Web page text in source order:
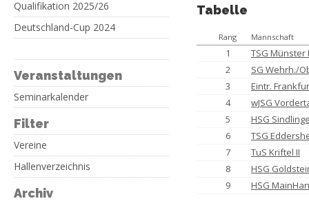
Qualifikation 2025/26
Deutschland-Cup 2024
Veranstaltungen
Seminarkalender
Filter
Vereine
Hallenverzeichnis
Archiv
Tabelle
Rang Mannschaft
1
TSG Münster
2
SG Wehrh./
3
Eintr.
4
wJSG
5
HSG
6
TSG
7
TuS Kriftel II
8
HSG
9
HSG